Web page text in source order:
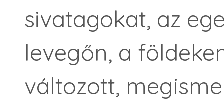
sivatagokat, az
levegőn, a
változott,